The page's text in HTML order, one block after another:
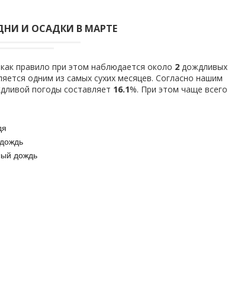
И ОСАДКИ В МАРТЕ
правило при этом наблюдается около 2 дождливых
одним из самых сухих месяцев. Согласно нашим
погоды составляет 16.1%. При этом чаще всего
дождь